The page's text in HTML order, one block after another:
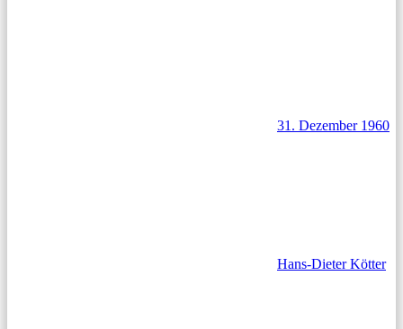
31. Dezember 1960
Hans-Dieter Kötter